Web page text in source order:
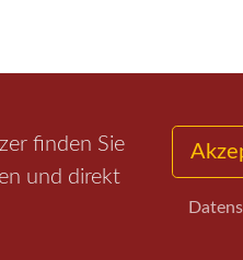
finden Sie
und direkt